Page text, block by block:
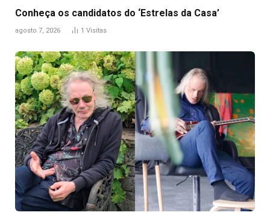
Conheça os candidatos do ‘Estrelas da Casa’
agosto 7, 2026 1 Visitas